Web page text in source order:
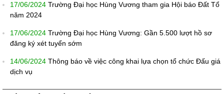
17/06/2024 Trường Đại học Hùng Vương tham gia Hội báo Đất Tổ
năm 2024
17/06/2024 Trường Đại học Hùng Vương: Gần 5.500 lượt hồ sơ
đăng ký xét tuyển sớm
14/06/2024 Thông báo về việc công khai lựa chọn tổ chức Đấu giá
dịch vụ